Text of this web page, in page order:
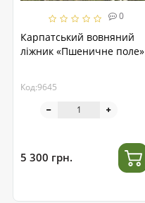
0
Карпатський вовняний
ліжник «Пшеничне поле»
Код:9645
5 300 грн.